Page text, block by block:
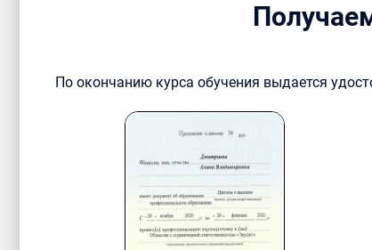
По окончанию курса обучения выдается